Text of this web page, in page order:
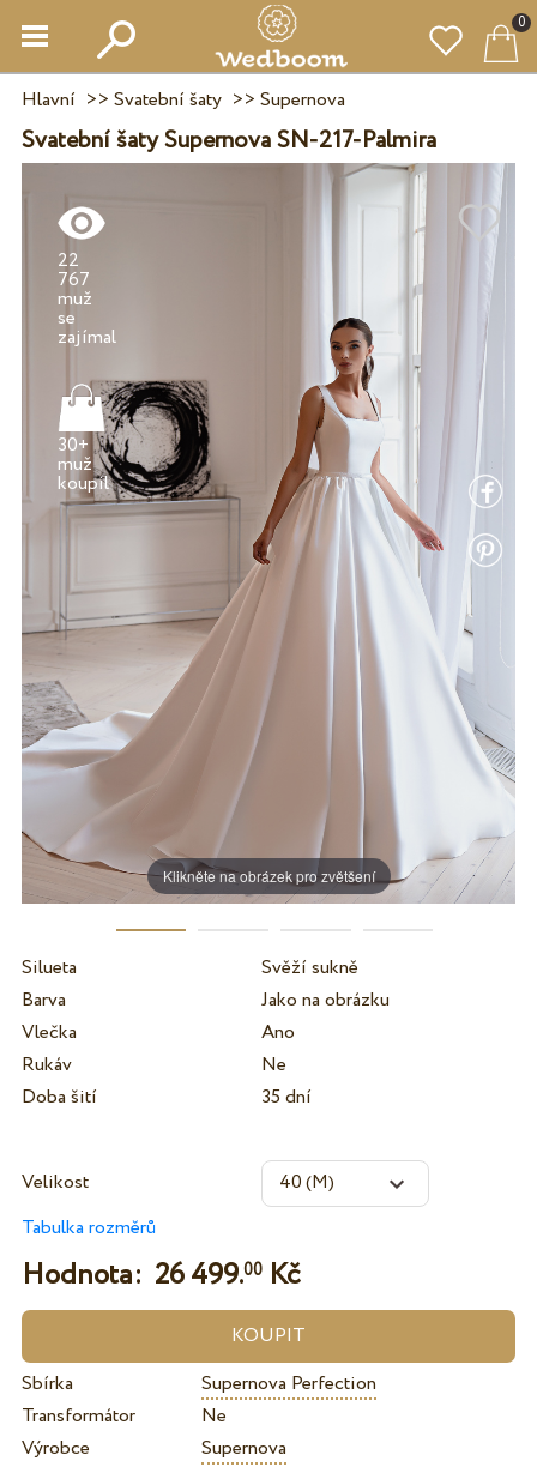
0
Hlavní >> Svatební šaty>> Supernova
Svatební šaty Supernova SN-217-Palmira
Klikněte na obrázek pro zvětšení
22
767
muž
se
30+
muž
koupil
Silueta
Svěží sukně
Barva
Jako na obrázku
Vlečka
Ano
Rukáv
Ne
Doba šití
35 dní
Velikost
Tabulka rozměrů
Hodnota: 26 499.00Kč
Sbírka
Supernova Perfection
Transformátor
Ne
Výrobce
Supernova